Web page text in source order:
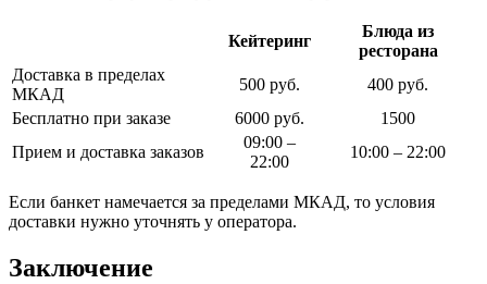
Кейтеринг
Блюда из
ресторана
Доставка в пределах
МКАД
500 руб.
400 руб.
Бесплатно при заказе
6000 руб.
1500
Прием и доставка заказов
09:00 –
22:00
10:00 – 22:00
Если банкет намечается за пределами МКАД, то условия
доставки нужно уточнять у оператора.
Заключение